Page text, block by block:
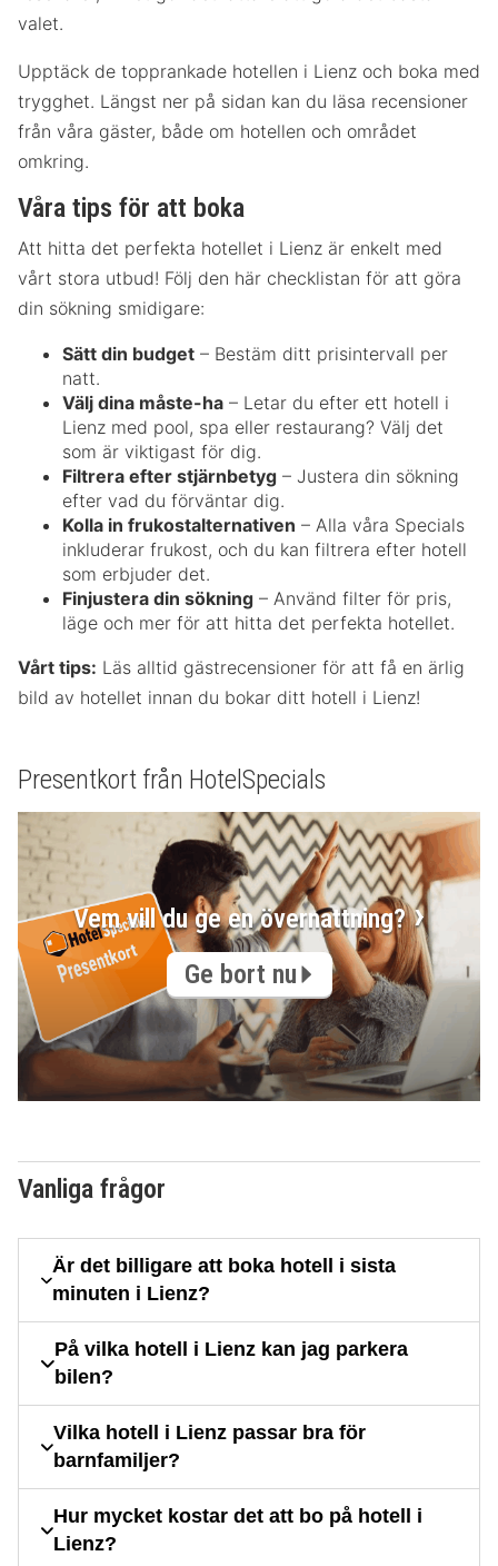
valet.
Upptäck de topprankade hotellen i Lienz och boka med
trygghet. Längst ner på sidan kan du läsa recensioner
från våra gäster, både om hotellen och området
omkring.
Våra tips för att boka
Att hitta det perfekta hotellet i Lienz är enkelt med
vårt stora utbud! Följ den här checklistan för att göra
din sökning smidigare:
Sätt din budget – Bestäm ditt prisintervall per
natt.
Välj dina måste-ha – Letar du efter ett hotell i
Lienz med pool, spa eller restaurang? Välj det
som är viktigast för dig.
Filtrera efter stjärnbetyg – Justera din sökning
efter vad du förväntar dig.
Kolla in frukostalternativen – Alla våra Specials
inkluderar frukost, och du kan filtrera efter hotell
som erbjuder det.
Finjustera din sökning – Använd filter för pris,
läge och mer för att hitta det perfekta hotellet.
Vårt tips: Läs alltid gästrecensioner för att få en ärlig
bild av hotellet innan du bokar ditt hotell i Lienz!
Presentkort från HotelSpecials
Vem vill du ge en övernattning?
Ge bort nu
Vanliga frågor
Är det billigare att boka hotell i sista
minuten i Lienz?
På vilka hotell i Lienz kan jag parkera
bilen?
Vilka hotell i Lienz passar bra för
barnfamiljer?
Hur mycket kostar det att bo på hotell i
Lienz?